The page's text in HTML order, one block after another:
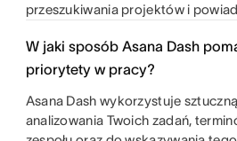
przeszukiwania projektów i
W jaki sposób Asana Dash
priorytety w pracy?
Asana Dash wykorzystuje
analizowania Twoich zadań,